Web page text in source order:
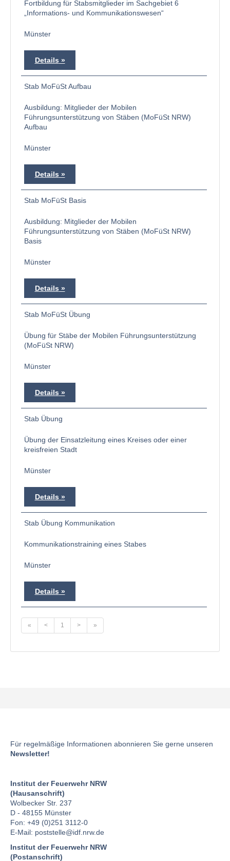
Fortbildung für Stabsmitglieder im Sachgebiet 6
„Informations- und Kommunikationswesen“
Münster
Details
Stab MoFüSt Aufbau
Ausbildung: Mitglieder der Mobilen
Führungsunterstützung von Stäben (MoFüSt NRW)
Aufbau
Münster
Details
Stab MoFüSt Basis
Ausbildung: Mitglieder der Mobilen
Führungsunterstützung von Stäben (MoFüSt NRW)
Basis
Münster
Details
Stab MoFüSt Übung
Übung für Stäbe der Mobilen Führungsunterstützung
(MoFüSt NRW)
Münster
Details
Stab Übung
Übung der Einsatzleitung eines Kreises oder einer
kreisfreien Stadt
Münster
Details
Stab Übung Kommunikation
Kommunikationstraining eines Stabes
Münster
Details
« < 1 > »
Für regelmäßige Informationen abonnieren Sie gerne unseren
Newsletter!
Institut der Feuerwehr NRW
(Hausanschrift)
Wolbecker Str. 237
D - 48155 Münster
Fon: +49 (0)251 3112-0
E-Mail: poststelle@idf.nrw.de
Institut der Feuerwehr NRW
(Postanschrift)